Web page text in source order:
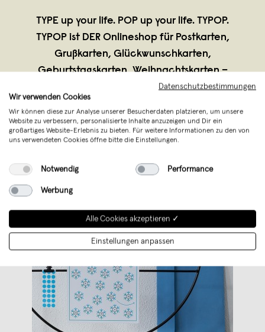
TYPE up your life. POP up your life. TYPOP.
TYPOP ist DER Onlineshop für Postkarten,
Grußkarten, Glückwunschkarten,
Geburtstagskarten, Weihnachtskarten –
Karten aller Art, Gutscheinhefte uvm.
besonder...
Weiterlesen
Datenschutzbestimmungen
Wir verwenden Cookies
Wir können diese zur Analyse unserer Besucherdaten platzieren, um unsere
Website zu verbessern, personalisierte Inhalte anzuzeigen und Dir ein
großartiges Website-Erlebnis zu bieten. Für weitere Informationen zu den von
uns verwendeten Cookies öffne bitte die Einstellungen.
Notwendig Performance
Werbung
Alle Cookies akzeptieren ✓
Einstellungen anpassen